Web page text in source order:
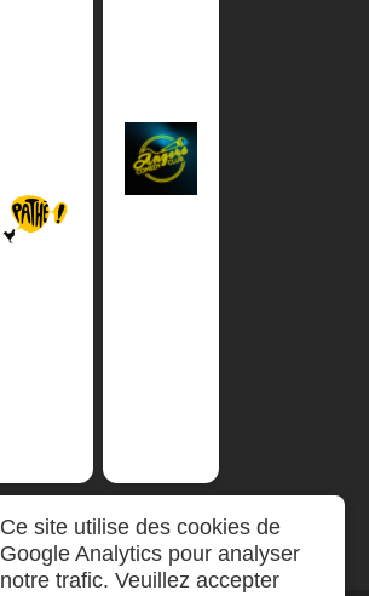
Ce site utilise des cookies de
Google Analytics pour analyser
notre trafic. Veuillez accepter